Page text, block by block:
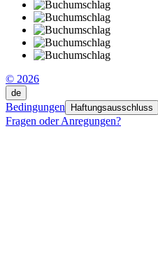
© 2026
de
Bedingungen Haftungsausschluss
Fragen oder Anregungen?